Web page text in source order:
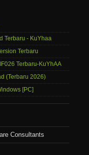
Terbaru - KuYhaa
Terbaru
Terbaru-KuYhAA
(Terbaru 2026)
[PC]
Consultants